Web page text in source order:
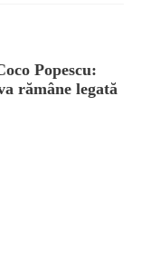
Popescu:
rămâne legată